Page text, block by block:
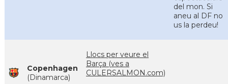
del mon. Si
aneu al DF no
us la perdeu!
Copenhagen
(Dinamarca)
Llocs per veure el
Barça (ves a
CULERSALMON.com)